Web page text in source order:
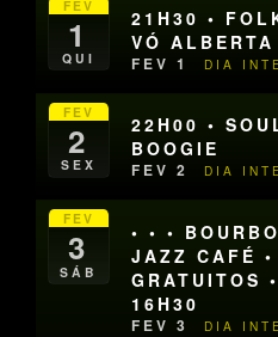
FEV
1
QUI
21H30 •
VÓ ALBERTA
FEV 1 DIA
FEV
2
SEX
22H00 •
BOOGIE
FEV 2 DIA
FEV
3
SÁB
• • •
JAZZ CAFÉ
GRATUITOS
16H30
FEV 3 DIA